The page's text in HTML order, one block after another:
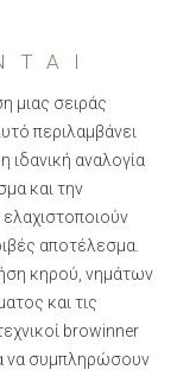
μιας σειράς
περιλαμβάνει
ιδανική αναλογία
και την
αποτέλεσμα.
κηρού, νημάτων
και τις
browinner
να συμπληρώσουν